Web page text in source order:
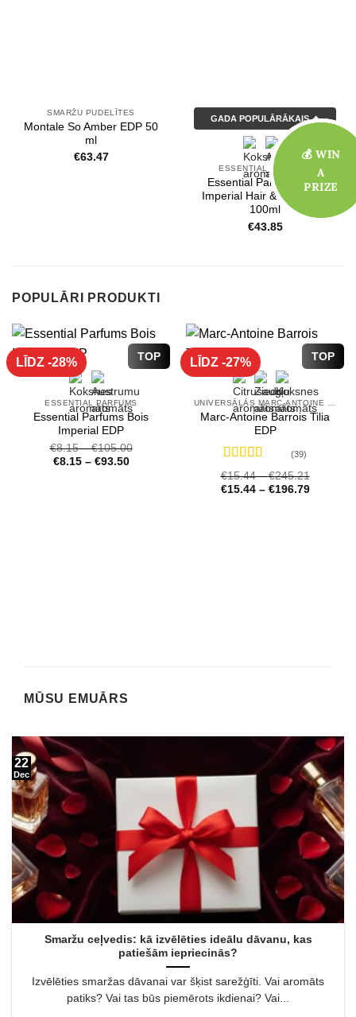
SMARŽU PUDELĪTES
Montale So Amber EDP 50
ml
€63.47
GADA POPULĀRĀKAIS 🔥
ESSENTIAL PARFUMS
Essential Parfums Bois
Imperial Hair & Body Mist
100ml
€43.85
POPULĀRI PRODUKTI
TOP
LĪDZ -28%
ESSENTIAL PARFUMS
Essential Parfums Bois
Imperial EDP
€8.15–€105.00
€8.15– €93.50
TOP
LĪDZ -27%
UNIVERSĀLĀS MARC-ANTOINE BARROIS SMARŽAS
Marc-Antoine Barrois Tilia
EDP
Novērtēts
ar4.72 no 5
(39)
€15.44–€245.21
€15.44– €196.79
MŪSU EMUĀRS
Smaržu ceļvedis: kā izvēlēties ideālu dāvanu, kas
patiešām iepriecinās?
Izvēlēties smaržas dāvanai var šķist sarežģīti. Vai aromāts
patiks? Vai tas būs piemērots ikdienai? Vai...
22
Dec
💰 WIN
A
PRIZE
💰 WIN
A
PRIZE